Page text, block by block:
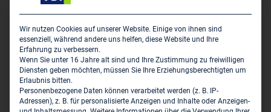
Hauptsitz des Unternehmens
DSP Ingenieurbüro für Bauwesen - Dr. Könemann, Dr.
Stanciu, Deichmann,
Grebensteiner Str .12
D-34376 Immenhausen
Wir nutzen Cookies auf unserer Website. Einige von ihnen sind
essenziell, während andere uns helfen, diese Website und Ihre
Erfahrung zu verbessern.
Wenn Sie unter 16 Jahre alt sind und Ihre Zustimmung zu freiwilligen
Diensten geben möchten, müssen Sie Ihre Erziehungsberechtigten um
Erlaubnis bitten.
Personenbezogene Daten können verarbeitet werden (z. B. IP-
Adressen), z. B. für personalisierte Anzeigen und Inhalte oder Anzeigen-